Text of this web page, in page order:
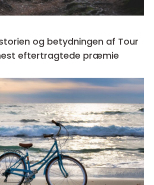
og betydningen af Tour
eftertragtede præmie